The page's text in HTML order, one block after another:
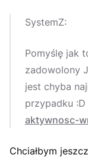
SystemZ:
Pomyślę jak
zadowolony
jest chyba
przypadku :D
aktywnosc-
Chciałbym